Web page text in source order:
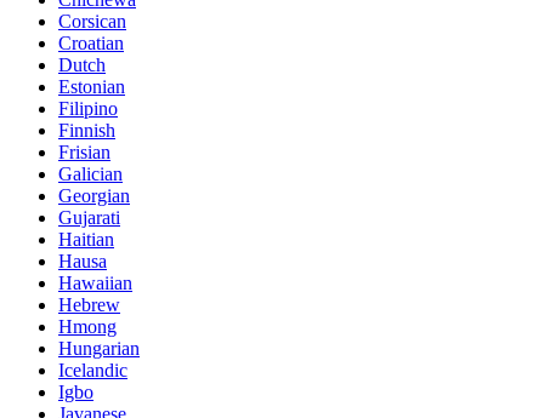
Corsican
Croatian
Dutch
Estonian
Filipino
Finnish
Frisian
Galician
Georgian
Gujarati
Haitian
Hausa
Hawaiian
Hebrew
Hmong
Hungarian
Icelandic
Igbo
Javanese